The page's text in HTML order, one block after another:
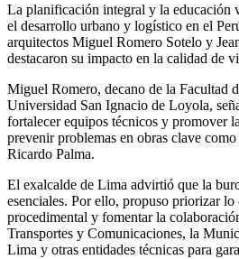
La planificación integral y la educación
el desarrollo urbano y logístico en el
arquitectos Miguel Romero Sotelo y
destacaron su impacto en la calidad de
Miguel Romero, decano de la Facultad
Universidad San Ignacio de Loyola,
fortalecer equipos técnicos y promover
prevenir problemas en obras clave
Ricardo Palma.
El exalcalde de Lima advirtió que la
esenciales. Por ello, propuso priorizar lo
procedimental y fomentar la
Transportes y Comunicaciones, la
Lima y otras entidades técnicas para